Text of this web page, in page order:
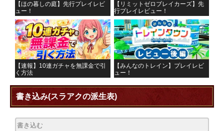
【ほの暮しの庭】先行プレイレビ
ュー！
【リミットゼロブレイカーズ】先
行プレイレビュー！
【速報】10連ガチャを無課金で引
く方法
【みんなのトレイン】プレイレビ
ュー！
書き込み(スラアクの派生表)